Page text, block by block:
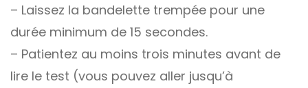
– Laissez la bandelette trempée pour une
durée minimum de 15 secondes.
– Patientez au moins trois minutes avant de
lire le test (vous pouvez aller jusqu’à